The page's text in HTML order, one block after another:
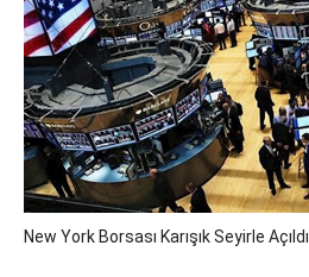
New York Borsası Karışık Seyirle Açıldı